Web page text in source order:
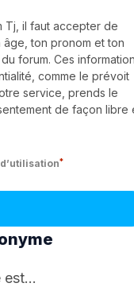
Tj, il faut accepter de
ton pronom et ton
forum. Ces
comme le prévoit
service, prends le
de façon libre
*
est...